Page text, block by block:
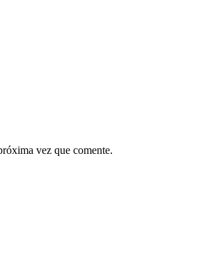
vez que comente.